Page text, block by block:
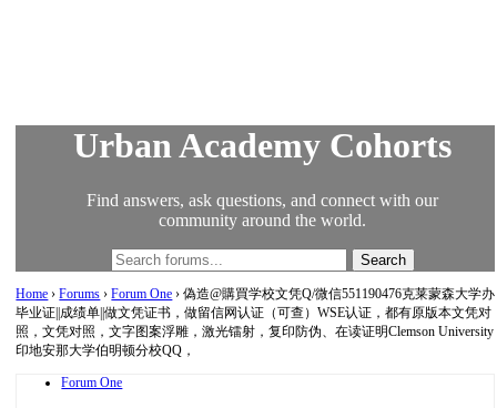
Urban Academy Cohorts
Find answers, ask questions, and connect with our
community around the world.
Home › Forums › Forum One › 偽造@購買学校文凭Q/微信551190476克莱蒙森大学办
毕业证||成绩单||做文凭证书，做留信网认证（可查）WSE认证，都有原版本文凭对
照，文凭对照，文字图案浮雕，激光镭射，复印防伪、在读证明Clemson University
印地安那大学伯明顿分校QQ，
Forum One